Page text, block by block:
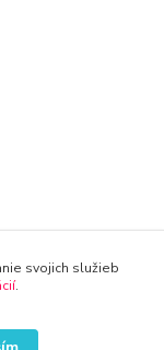
svojich služieb
.